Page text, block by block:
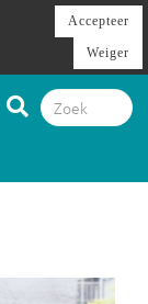
Accepteer
Weiger